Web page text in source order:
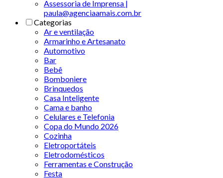
Assessoria de Imprensa |
paula@agenciaamais.com.br
Categorias
Ar e ventilação
Armarinho e Artesanato
Automotivo
Bar
Bebê
Bomboniere
Brinquedos
Casa Inteligente
Cama e banho
Celulares e Telefonia
Copa do Mundo 2026
Cozinha
Eletroportáteis
Eletrodomésticos
Ferramentas e Construção
Festa